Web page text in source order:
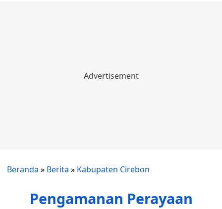
Beranda » Berita » Kabupaten Cirebon
Pengamanan Perayaan